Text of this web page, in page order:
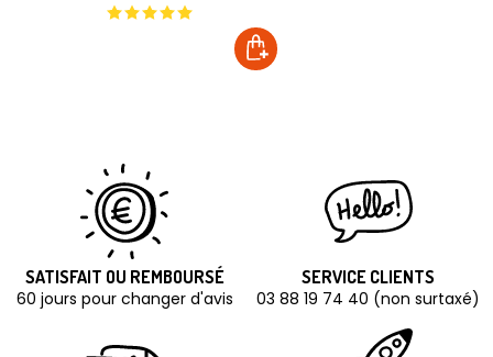
SATISFAIT OU REMBOURSÉ
60 jours pour changer d'avis
SERVICE CLIENTS
03 88 19 74 40 (non surtaxé)